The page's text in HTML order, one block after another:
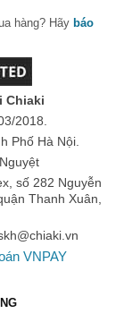
nhiều sản phẩm mỹ
phẩm chính bao
sóc body & tóc và
Pore Cleansing
Facial Foam
lão hóa từ lựu
Cleanser
hàng? Hãy báo
Chiaki
2018.
Phố Hà Nội.
số 282 Nguyễn
Thanh Xuân,
VNPAY